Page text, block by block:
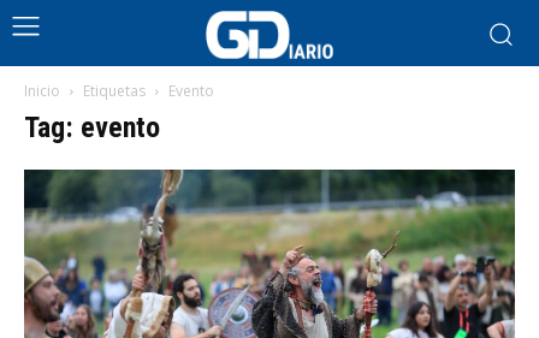
Inicio Etiquetas Evento
Tag: evento